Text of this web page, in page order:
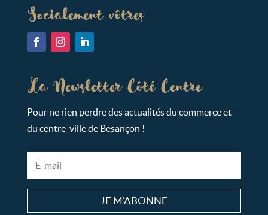
Socialement vôtres
La Newsletter Côté Centre
Pour ne rien perdre des actualités du commerce et
du centre-ville de Besançon !
JE M'ABONNE